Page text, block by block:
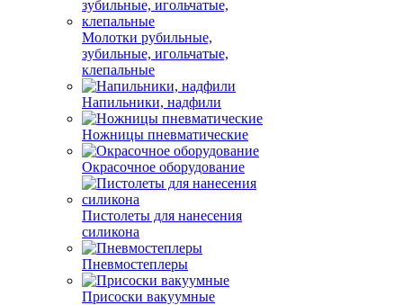
Молотки рубильные,
зубильные, игольчатые,
клепальные
Напильники, надфили
Ножницы пневматические
Окрасочное оборудование
Пистолеты для нанесения
силикона
Пневмостеплеры
Присоски вакуумные